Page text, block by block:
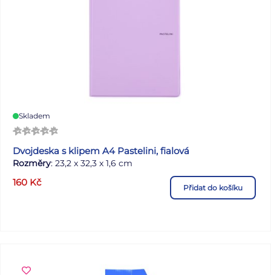
Skladem
Dvojdeska s klipem A4 Pastelini, fialová
Rozměry: 23,2 x 32,3 x 1,6 cm
160 Kč Přidat do košíku